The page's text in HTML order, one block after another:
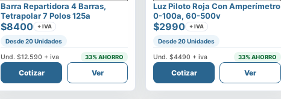
Barra Repartidora 4 Barras,
Tetrapolar 7 Polos 125a
$8400 + IVA
Desde 20 Unidades
Und.$12.590 + iva 33% AHORRO
Cotizar Ver
Luz Piloto Roja Con Amperímetro
0-100a, 60-500v
$2990 + IVA
Desde 20 Unidades
Und.$4490 + iva 33% AHORRO
Cotizar Ver